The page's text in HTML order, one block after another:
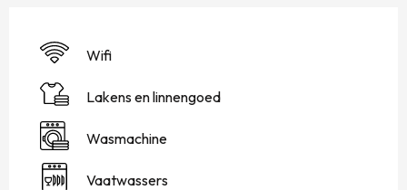
Wifi
Lakens en linnengoed
Wasmachine
Vaatwassers